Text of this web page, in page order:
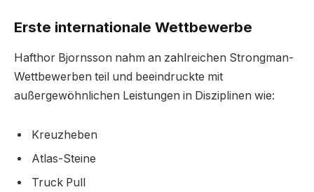
Erste internationale Wettbewerbe
Hafthor Bjornsson nahm an zahlreichen Strongman-
Wettbewerben teil und beeindruckte mit
außergewöhnlichen Leistungen in Disziplinen wie:
Kreuzheben
Atlas-Steine
Truck Pull